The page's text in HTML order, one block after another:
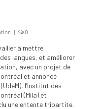
| 0
à mettre
langues, et améliorer
avec un projet de
et annoncé
l’Institut des
(Mila) et
une entente tripartite.